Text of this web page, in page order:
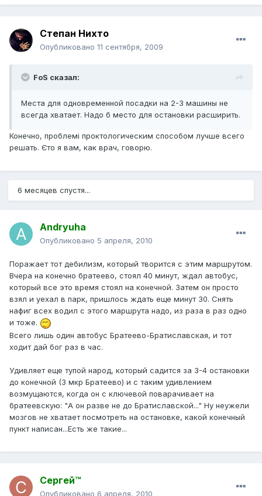
Степан Нихто
Опубликовано 11 сентября, 2009
FoS сказал:
Места для одновременной посадки на 2-3 машины не
всегда хватает. Надо б место для остановки расширить.
Конечно, проблемі проктологическим способом лучше всего
решать. Єто я вам, как врач, говорю.
6 месяцев спустя...
Andryuha
Опубликовано 5 апреля, 2010
Поражает тот дебилизм, который творится с этим маршрутом.
Вчера на конечно братеево, стоял 40 минут, ждал автобус,
который все это время стоял на конечной. Затем он просто
взял и уехал в парк, пришлось ждать еще минут 30. Снять
нафиг всех водил с этого маршрута надо, из раза в раз одно
и тоже.
Всего лишь один автобус Братеево-Братиславская, и тот
ходит дай бог раз в час.
Удивляет еще тупой народ, который садится за 3-4 остановки
до конечной (3 мкр Братеево) и с таким удивлением
возмущаются, когда он с ключевой поварачивает на
братеевскую: "А он разве не до Братиславской..." Ну неужели
мозгов не хватает посмотреть на остановке, какой конечный
пункт написан...Есть же такие...
Сергей™
Опубликовано 6 апреля, 2010